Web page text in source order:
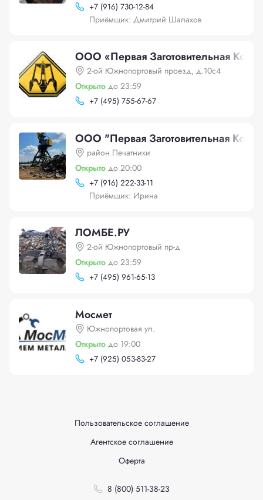
+7 (916) 730-12-84
Приёмщик: Дмитрий Шалахов
ООО «Первая Заготовительная
2-ой Южнопортовый проезд, д.10с4
Открыто до 23:59
+7 (495) 755-67-67
ООО "Первая Заготовительная
район Печатники
Открыто до 20:00
+7 (916) 222-33-11
Приёмщик: Ирина
ЛОМБЕ.РУ
2-ой Южнопортовый пр-д
Открыто до 23:59
+7 (495) 961-65-13
Мосмет
Южнопортовая ул.
Открыто до 19:00
+7 (925) 053-83-27
Пользовательское соглашение
Агентское соглашение
Оферта
8 (800) 511-38-23